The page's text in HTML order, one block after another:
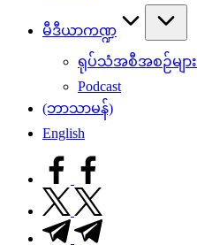
မီဒီယာကဏ္ဍ
ရုပ်သံအစီအစဉ်များ
Podcast
(ဘာသာမန်)
English
facebook.com
twitter.com
t.me